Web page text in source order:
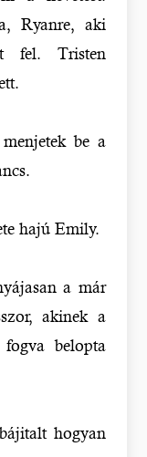
Ryanre, aki
fel. Tristen
be a
hajú Emily.
a már
akinek a
belopta
hogyan